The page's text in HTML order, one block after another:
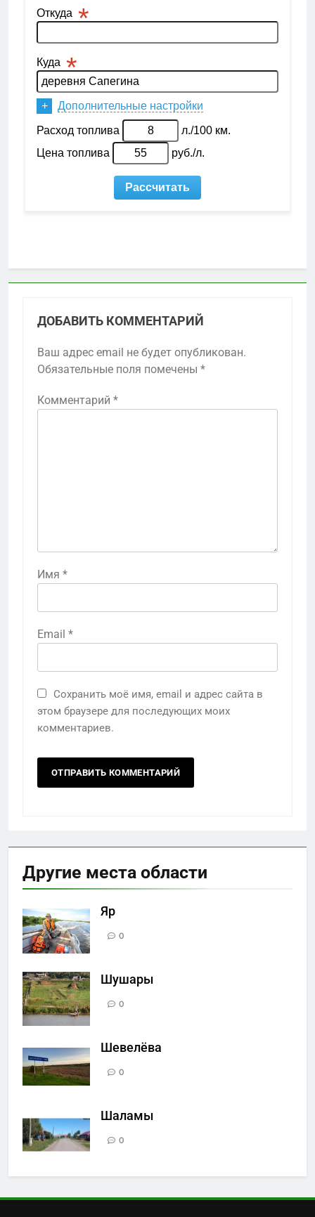
ДОБАВИТЬ КОММЕНТАРИЙ
Ваш адрес email не будет опубликован.
Обязательные поля помечены *
Комментарий *
Имя *
Email *
Сохранить моё имя, email и адрес сайта в
этом браузере для последующих моих
комментариев.
Другие места области
Яр
0
Шушары
0
Шевелёва
0
Шаламы
0